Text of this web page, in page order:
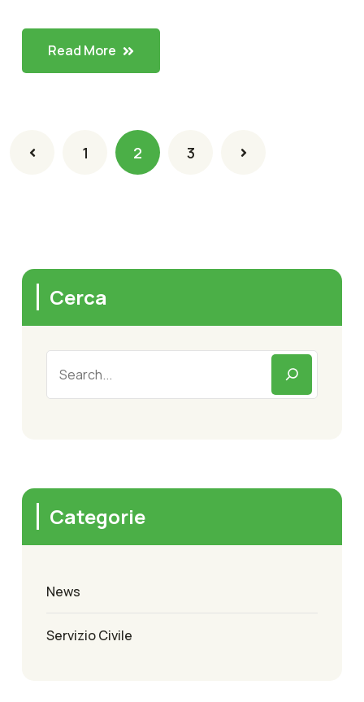
Read More
1 2 3
Cerca
Categorie
News
Servizio Civile